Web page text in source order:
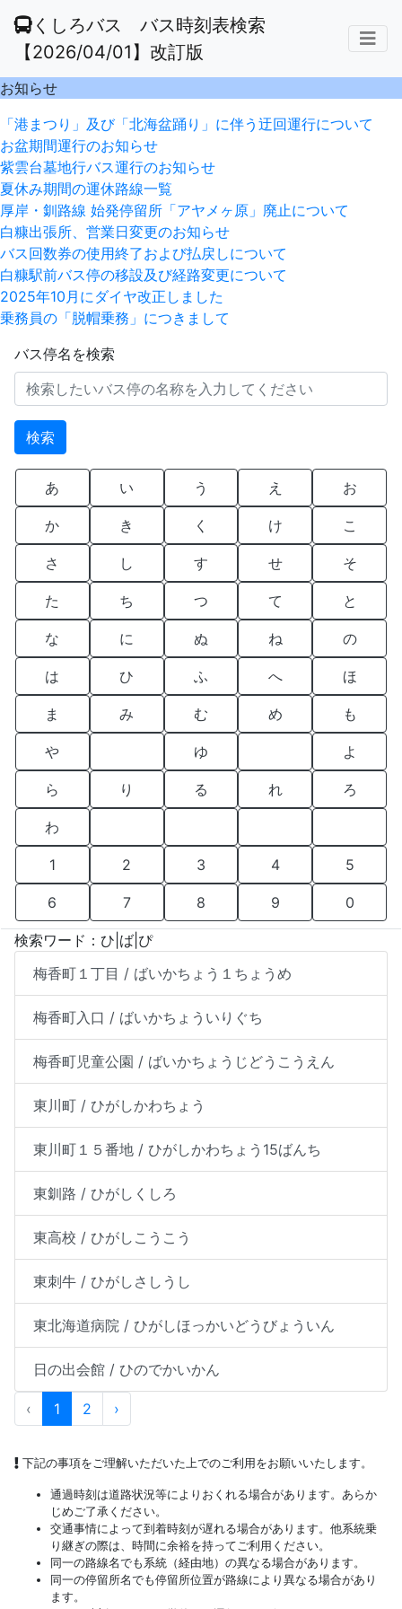
くしろバス バス時刻表検索
【2026/04/01】改訂版
お知らせ
「港まつり」及び「北海盆踊り」に伴う迂回運行について
お盆期間運行のお知らせ
紫雲台墓地行バス運行のお知らせ
夏休み期間の運休路線一覧
厚岸・釧路線 始発停留所「アヤメヶ原」廃止について
白糠出張所、営業日変更のお知らせ
バス回数券の使用終了および払戻しについて
白糠駅前バス停の移設及び経路変更について
2025年10月にダイヤ改正しました
乗務員の「脱帽乗務」につきまして
バス停名を検索
あ い う え お
か き く け こ
さ し す せ そ
た ち つ て と
な に ぬ ね の
は ひ ふ へ ほ
ま み む め も
や ゆ よ
ら り る れ ろ
わ
1 2 3 4 5
6 7 8 9 0
検索ワード：ひ|ば|ぴ
梅香町１丁目 / ばいかちょう１ちょうめ
梅香町入口 / ばいかちょういりぐち
梅香町児童公園 / ばいかちょうじどうこうえん
東川町 / ひがしかわちょう
東川町１５番地 / ひがしかわちょう15ばんち
東釧路 / ひがしくしろ
東高校 / ひがしこうこう
東刺牛 / ひがしさしうし
東北海道病院 / ひがしほっかいどうびょういん
日の出会館 / ひのでかいかん
‹ 1 2 ›
下記の事項をご理解いただいた上でのご利用をお願いいたします。
通過時刻は道路状況等によりおくれる場合があります。あらか
じめご了承ください。
交通事情によって到着時刻が遅れる場合があります。他系統乗
り継ぎの際は、時間に余裕を持ってご利用ください。
同一の路線名でも系統（経由地）の異なる場合があります。
同一の停留所名でも停留所位置が路線により異なる場合があり
ます。